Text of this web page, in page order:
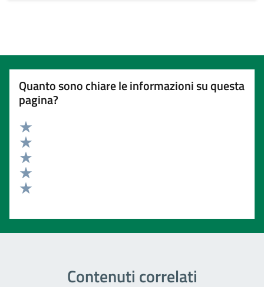
Quanto sono chiare le informazioni su questa
pagina?
Valuta 5 stelle su 5
Valuta 4 stelle su 5
Valuta 3 stelle su 5
Valuta 2 stelle su 5
Contenuti correlati